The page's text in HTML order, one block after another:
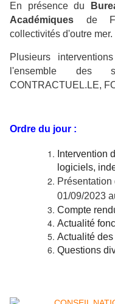
En présence du
Académiques de
collectivités d'outre mer.
Plusieurs
l'ensemble des
CONTRACTUEL.LE,
Ordre du jour :
Intervention
logiciels,
01/09/2023
Compte
Actualité
Actualité
Questions